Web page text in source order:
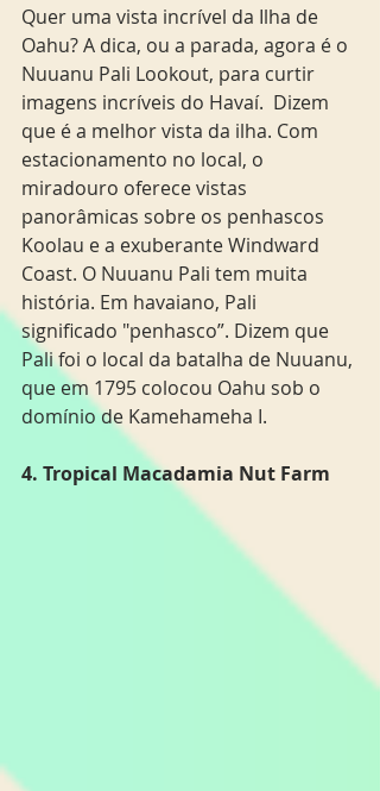
Quer uma vista incrível da Ilha de
Oahu? A dica, ou a parada, agora é o
Nuuanu Pali Lookout, para curtir
imagens incríveis do Havaí.  Dizem
que é a melhor vista da ilha. Com
estacionamento no local, o
miradouro oferece vistas
panorâmicas sobre os penhascos
Koolau e a exuberante Windward
Coast. O Nuuanu Pali tem muita
história. Em havaiano, Pali
significado "penhasco”. Dizem que
Pali foi o local da batalha de Nuuanu,
que em 1795 colocou Oahu sob o
domínio de Kamehameha I.
4. Tropical Macadamia Nut Farm